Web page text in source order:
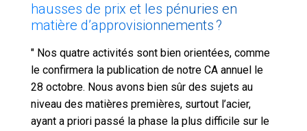
hausses de prix et les pénuries en
matière d’approvisionnements ?
" Nos quatre activités sont bien orientées, comme
le confirmera la publication de notre CA annuel le
28 octobre. Nous avons bien sûr des sujets au
niveau des matières premières, surtout l’acier,
ayant a priori passé la phase la plus difficile sur le